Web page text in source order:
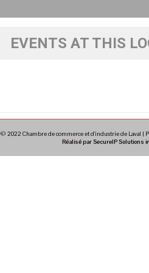
EVENTS AT THIS
© 2022 Chambre de commerce et d'industrie de Laval |
Réalisé par SecureIP Solutions